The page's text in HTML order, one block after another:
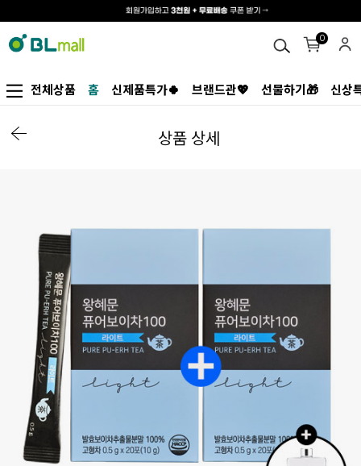
0
전체상품 홈 신제품특가🍀 브랜드관💖 선물하기🎁 신상
상품 상세